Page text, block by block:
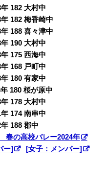
182 大村中
182 梅香崎中
188 喜々津中
190 大村中
175 西海中
168 戸町中
180 有家中
180 桜が原中
178 大村中
174 南串中
188 郡中
春の高校バレー2024年
ー]
[女子：メンバー]